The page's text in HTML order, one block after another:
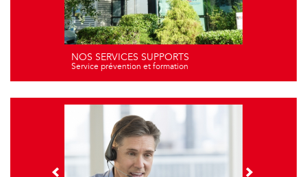
NOS SERVICES SUPPORTS
Service prévention et formation